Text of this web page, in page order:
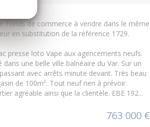
Fonds de commerce à vendre dans le même
en substitution de la référence 1729.
presse loto Vape aux agencements neufs.
dans une belle ville balnéaire du Var. Sur un
avec arrêts minute devant. Très beau
de 100m². Tout neuf rien à prévoir.
agréable ainsi que la clientèle. EBE 192...
763 000 €